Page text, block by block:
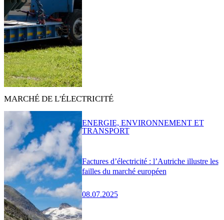
MARCHÉ DE L'ÉLECTRICITÉ
Factures d’électricité : l’Autriche illustre les
failles du marché européen
08.07.2025
ENERGIE, ENVIRONNEMENT ET
TRANSPORT